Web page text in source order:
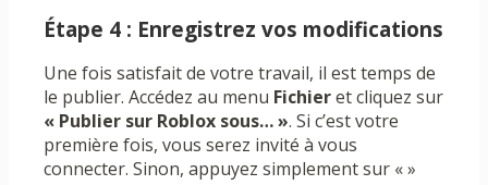
Étape 4 : Enregistrez vos modifications
Une fois satisfait de votre travail, il est temps de
le publier. Accédez au menu Fichieret cliquez sur
« Publier sur Roblox sous… ». Si c’est votre
première fois, vous serez invité à vous
connecter. Sinon, appuyez simplement sur « »